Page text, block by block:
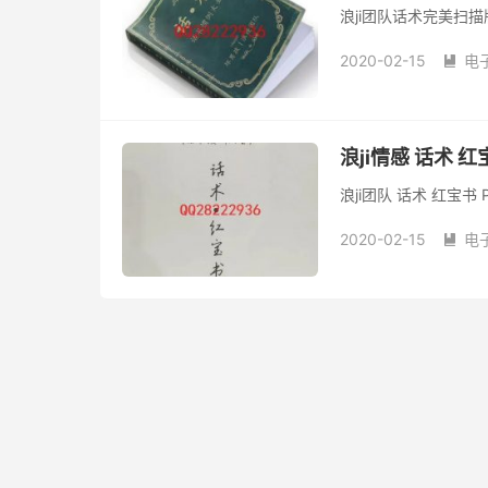
浪ji团队话术完美扫描
2020-02-15  电
浪ji情感 话术 红
浪ji团队 话术 红宝书
2020-02-15  电